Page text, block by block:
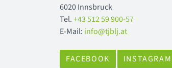
6020 Innsbruck
Tel.+43 512 59 900-57
E-Mail: info@tjblj.at
FACEBOOK INSTAGRAM